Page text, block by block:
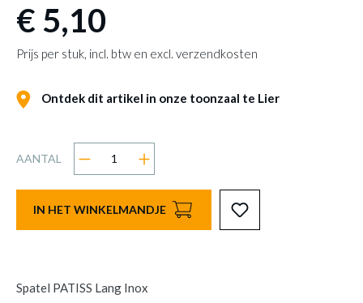
€ 5,10
Prijs per stuk, incl. btw en excl. verzendkosten
Ontdek dit artikel in onze toonzaal te Lier
AANTAL
IN HET WINKELMANDJE
Spatel PATISS Lang Inox